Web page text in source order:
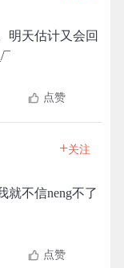
明天估计又会回
¯
点赞
+关注
就不信neng不了
点赞